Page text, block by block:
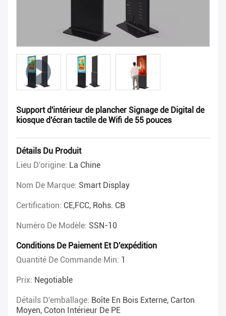
Support d'intérieur de plancher Signage de Digital de
kiosque d'écran tactile de Wifi de 55 pouces
Détails Du Produit
Lieu D'origine: La Chine
Nom De Marque: Smart Display
Certification: CE,FCC, Rohs. CB
Numéro De Modèle: SSN-10
Conditions De Paiement Et D'expédition
Quantité De Commande Min: 1
Prix: Negotiable
Détails D'emballage: Boîte En Bois Externe, Carton
Moyen, Coton Intérieur De PE